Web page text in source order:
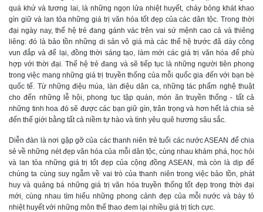
quá khứ và tương lai, là những ngọn lửa nhiệt huyết, cháy bỏng khát khao
gìn giữ và lan tỏa những giá trị văn hóa tốt đẹp của các dân tộc. Trong thời
đại ngày nay, thế hệ trẻ đang gánh vác trên vai sứ mệnh cao cả và thiêng
liêng: đó là bảo tồn những di sản vô giá mà các thế hệ trước đã dày công
vun đắp và để lại, đồng thời sáng tạo, làm mới các giá trị văn hóa để phù
hợp với thời đại. Thế hệ trẻ đang và sẽ tiếp tục là những người tiên phong
trong việc mang những giá trị truyền thống của mỗi quốc gia đến với bạn bè
quốc tế. Từ những điệu múa, làn điệu dân ca, những tác phẩm nghệ thuật
cho đến những lễ hội, phong tục tập quán, món ăn truyền thống - tất cả
những tinh hoa đó sẽ được các bạn giữ gìn, trân trọng và hơn hết là chia sẻ
đến thế giới bằng tất cả niềm tự hào và tình yêu quê hương sâu sắc.
Diễn đàn là nơi gặp gỡ của các thanh niên trẻ tuổi các nước ASEAN để chia
sẻ về những nét đẹp văn hóa của mỗi dân tộc, cùng nhau khám phá, học hỏi
và lan tỏa những giá trị tốt đẹp của cộng đồng ASEAN, mà còn là dịp để
chúng ta cùng suy ngẫm về vai trò của thanh niên trong việc bảo tồn, phát
huy và quảng bá những giá trị văn hóa truyền thống tốt đẹp trong thời đại
mới, cùng nhau tìm hiểu những phong cảnh đẹp của mỗi nước và bày tỏ
nhiệt huyết với những môn thể thao đem lại nhiều giá trị tích cực.